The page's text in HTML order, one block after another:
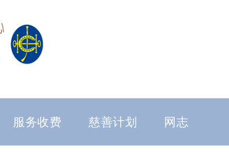
服务收费 慈善计划 网志